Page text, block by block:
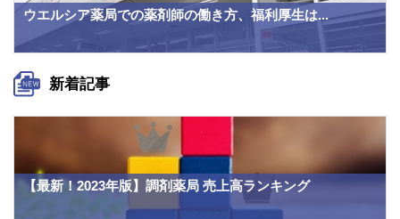
ウエルシア薬局での薬剤師の働き方、福利厚生は...
新着記事
【最新！2023年版】調剤薬局 売上高ランキング